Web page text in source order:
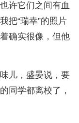
许它们之间有血
把“瑞幸”的照片
确实很像，但他
儿，盛晏说，要
同学都离校了，